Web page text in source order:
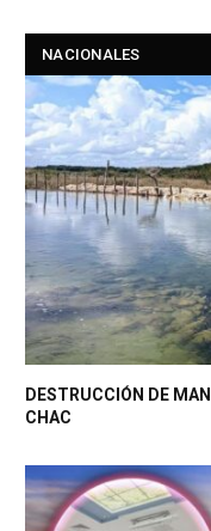
NACIONALES
DESTRUCCIÓN DE
CHAC